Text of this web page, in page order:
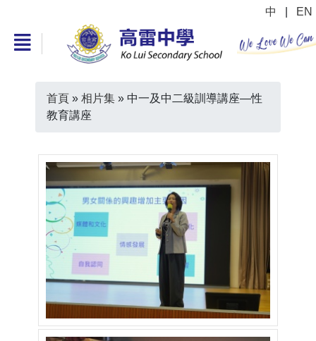
中 EN
首頁 » 相片集 » 中一及中二級訓導講座—性
教育講座